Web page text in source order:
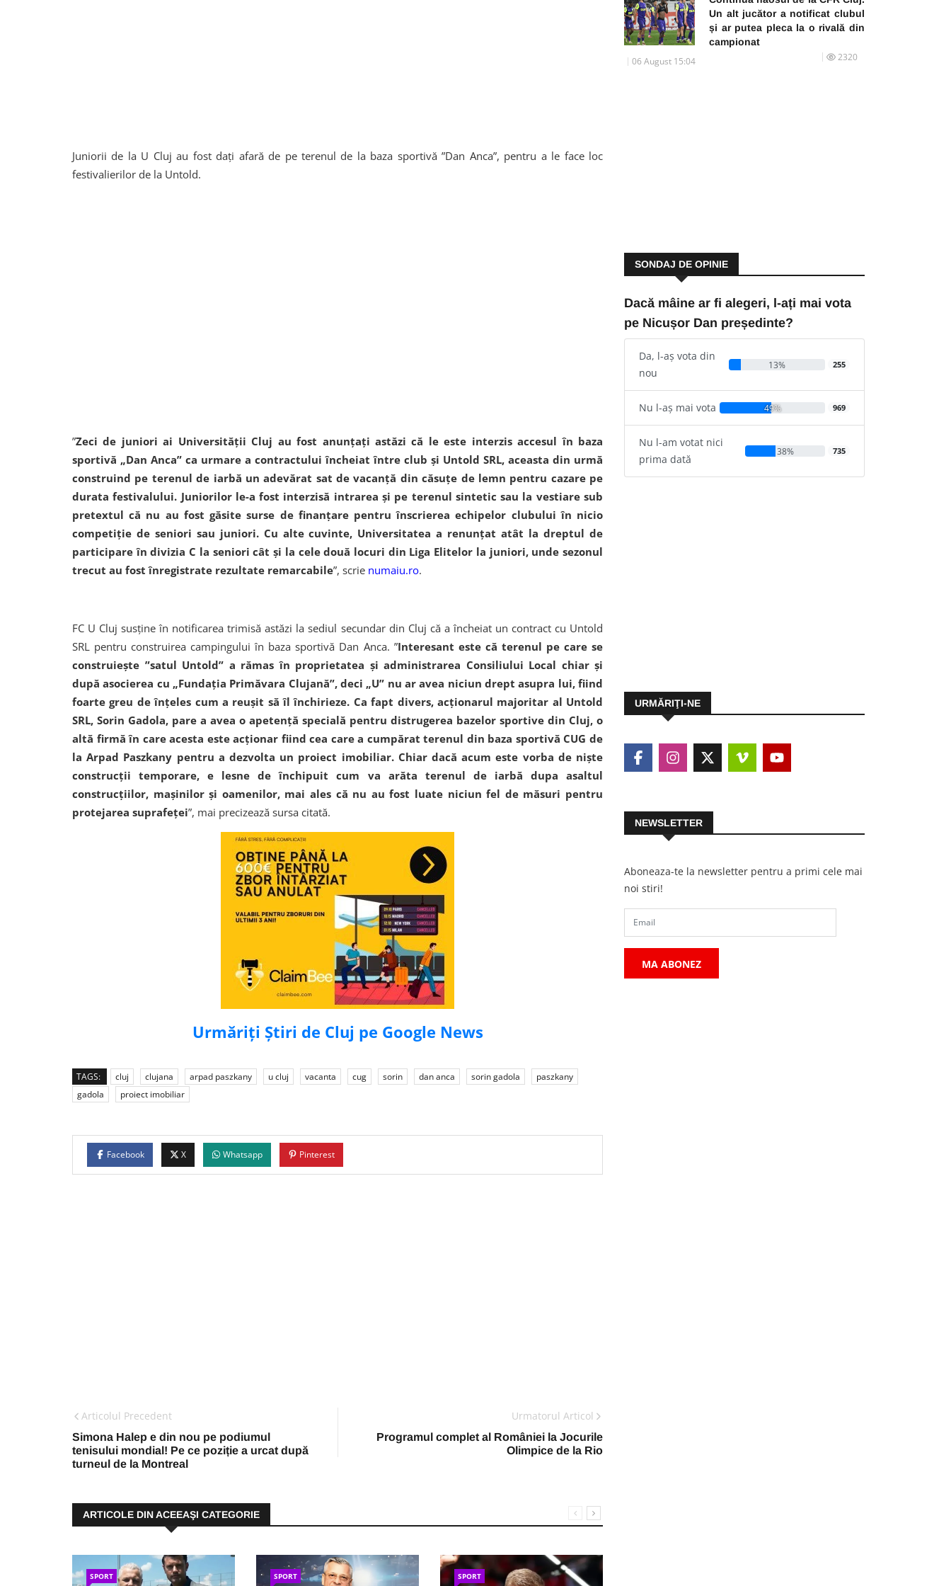
Juniorii de la U Cluj au fost dați afară de pe terenul de la baza sportivă ”Dan Anca”, pentru a le face loc
festivalierilor de la Untold.
”Zeci de juniori ai Universităţii Cluj au fost anunţaţi astăzi că le este interzis accesul în baza
sportivă „Dan Anca” ca urmare a contractului încheiat între club şi Untold SRL, aceasta din urmă
construind pe terenul de iarbă un adevărat sat de vacanţă din căsuţe de lemn pentru cazare pe
durata festivalului. Juniorilor le-a fost interzisă intrarea şi pe terenul sintetic sau la vestiare sub
pretextul că nu au fost găsite surse de finanţare pentru înscrierea echipelor clubului în nicio
competiţie de seniori sau juniori. Cu alte cuvinte, Universitatea a renunţat atât la dreptul de
participare în divizia C la seniori cât şi la cele două locuri din Liga Elitelor la juniori, unde sezonul
trecut au fost înregistrate rezultate remarcabile”, scrie numaiu.ro.
FC U Cluj susţine în notificarea trimisă astăzi la sediul secundar din Cluj că a încheiat un contract cu Untold
SRL pentru construirea campingului în baza sportivă Dan Anca. ”Interesant este că terenul pe care se
construieşte ”satul Untold” a rămas în proprietatea şi administrarea Consiliului Local chiar şi
după asocierea cu „Fundaţia Primăvara Clujană”, deci „U” nu ar avea niciun drept asupra lui, fiind
foarte greu de înţeles cum a reuşit să îl închirieze. Ca fapt divers, acţionarul majoritar al Untold
SRL, Sorin Gadola, pare a avea o apetenţă specială pentru distrugerea bazelor sportive din Cluj, o
altă firmă în care acesta este acţionar fiind cea care a cumpărat terenul din baza sportivă CUG de
la Arpad Paszkany pentru a dezvolta un proiect imobiliar. Chiar dacă acum este vorba de nişte
construcţii temporare, e lesne de închipuit cum va arăta terenul de iarbă dupa asaltul
construcţiilor, maşinilor şi oamenilor, mai ales că nu au fost luate niciun fel de măsuri pentru
protejarea suprafeţei”, mai precizează sursa citată.
Urmăriți Știri de Cluj pe Google News
TAGS: cluj clujana arpad paszkany u cluj vacanta cug sorin dan anca sorin gadola
paszkany
gadola
proiect imobiliar
Facebook X Whatsapp Pinterest
Articolul Precedent
Simona Halep e din nou pe podiumul
tenisului mondial! Pe ce poziție a urcat după
turneul de la Montreal
Urmatorul Articol
Programul complet al României la Jocurile
Olimpice de la Rio
ARTICOLE DIN ACEEAŞI CATEGORIE
SPORT SPORT SPORT
Un alt jucător a notificat clubul
și ar putea pleca la o rivală din
campionat
06 August 15:04 2320
SONDAJ DE OPINIE
Dacă mâine ar fi alegeri, l-ați mai vota
pe Nicușor Dan președinte?
Da, l-aș vota din
nou
13% 255
Nu l-aș mai vota 49% 969
Nu l-am votat nici
prima dată
38% 735
URMĂRIŢI-NE
NEWSLETTER
Aboneaza-te la newsletter pentru a primi cele mai
noi stiri!
MA ABONEZ